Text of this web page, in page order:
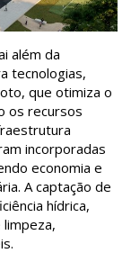
além da
tecnologias,
que otimiza o
os recursos
incorporadas
economia e
A captação de
hídrica,